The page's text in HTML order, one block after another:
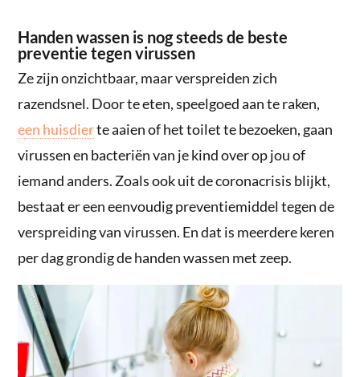
Handen wassen is nog steeds de beste
preventie tegen virussen
Ze zijn onzichtbaar, maar verspreiden zich
razendsnel. Door te eten, speelgoed aan te raken,
een huisdierte aaien of het toilet te bezoeken, gaan
virussen en bacteriën van je kind over op jou of
iemand anders. Zoals ook uit de coronacrisis blijkt,
bestaat er een eenvoudig preventiemiddel tegen de
verspreiding van virussen. En dat is meerdere keren
per dag grondig de handen wassen met zeep.